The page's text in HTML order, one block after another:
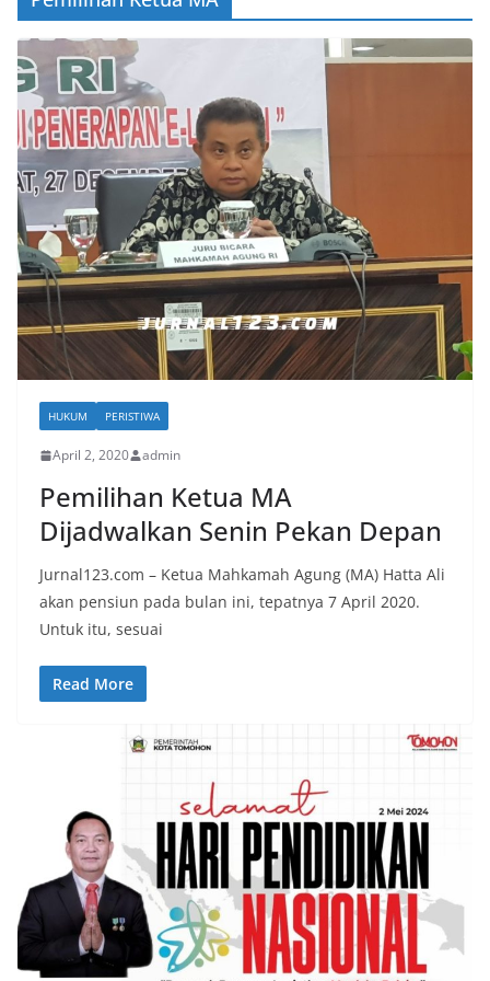
HUKUM PERISTIWA
April 2, 2020 admin
Pemilihan Ketua MA
Dijadwalkan Senin Pekan Depan
Jurnal123.com – Ketua Mahkamah Agung (MA) Hatta Ali
akan pensiun pada bulan ini, tepatnya 7 April 2020.
Untuk itu, sesuai
Read More